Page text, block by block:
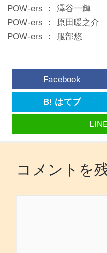
POW-ers ： 澤谷一輝
POW-ers ： 原田暖之介
POW-ers ： 服部悠
Facebook
B! はてブ
コメントを